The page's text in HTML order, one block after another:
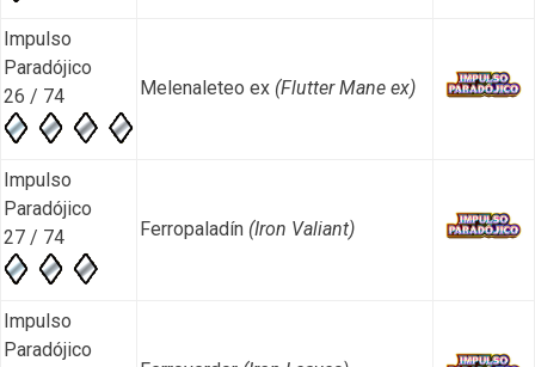
Impulso
Paradójico
26 / 74
Melenaleteo ex (Flutter Mane ex)
Impulso
Paradójico
27 / 74
Ferropaladín (Iron Valiant)
Impulso
Paradójico